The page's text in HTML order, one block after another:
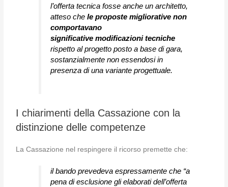
l’offerta tecnica fosse anche un architetto,
atteso chele proposte migliorative non
comportavano
significative modificazioni tecniche
rispetto al progetto posto a base di gara,
sostanzialmente non essendosi in
presenza di una variante progettuale.
I chiarimenti della Cassazione con la
distinzione delle competenze
La Cassazione nel respingere il ricorso premette che:
il bando prevedeva espressamente che “a
pena di esclusione gli elaborati dell’offerta